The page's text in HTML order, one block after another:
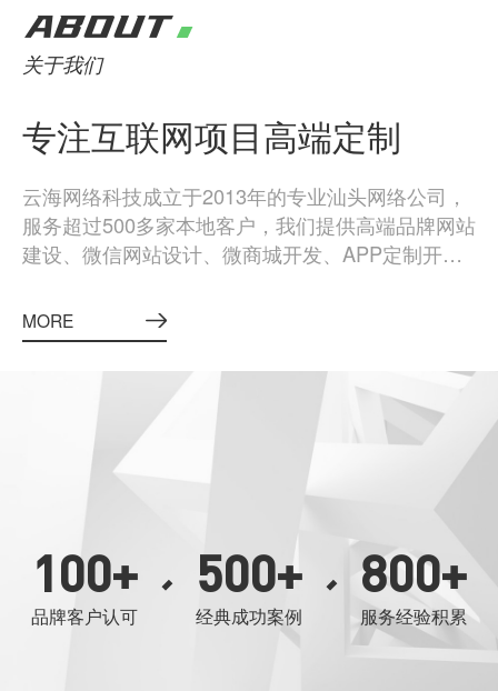
ABOUT
关于我们
专注互联网项目高端定制
云海网络科技成立于2013年的专业汕头网络公司，
服务超过500多家本地客户，我们提供高端品牌网站
建设、微信网站设计、微商城开发、APP定制开发
现、情感连结融入设计来创造具有活力的网站，并
结合主流线上资源来实现最大化的价值，有效的提
升了用户体验和客户品牌价值，引领创新网站设计&
MORE
100+
品牌客户认可
500+
经典成功案例
800+
服务经验积累